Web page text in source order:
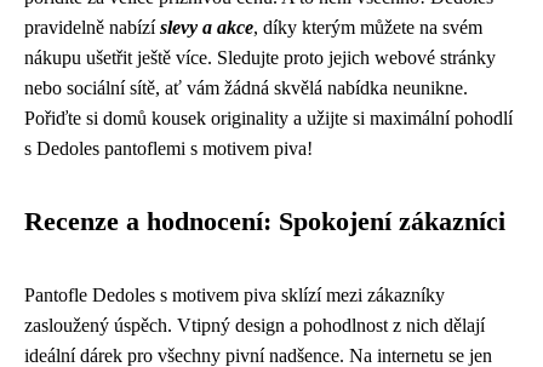
pravidelně nabízíslevy a akce, díky kterým můžete na svém
nákupu ušetřit ještě více. Sledujte proto jejich webové stránky
nebo sociální sítě, ať vám žádná skvělá nabídka neunikne.
Pořiďte si domů kousek originality a užijte si maximální pohodlí
s Dedoles pantoflemi s motivem piva!
Recenze a hodnocení: Spokojení zákazníci
Pantofle Dedoles s motivem piva sklízí mezi zákazníky
zasloužený úspěch. Vtipný design a pohodlnost z nich dělají
ideální dárek pro všechny pivní nadšence. Na internetu se jen